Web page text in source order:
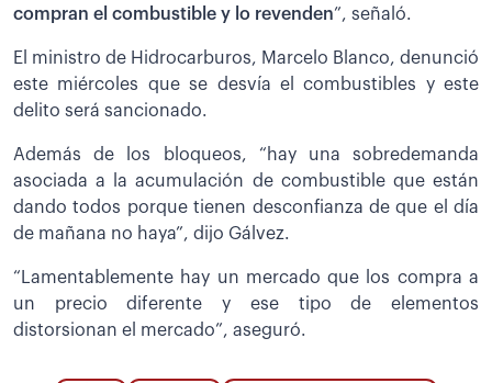
compran el combustible y lo revenden”, señaló.
El ministro de Hidrocarburos, Marcelo Blanco, denunció
este miércoles que se desvía el combustibles y este
delito será sancionado.
Además de los bloqueos, “hay una sobredemanda
asociada a la acumulación de combustible que están
dando todos porque tienen desconfianza de que el día
de mañana no haya”, dijo Gálvez.
“Lamentablemente hay un mercado que los compra a
un precio diferente y ese tipo de elementos
distorsionan el mercado”, aseguró.